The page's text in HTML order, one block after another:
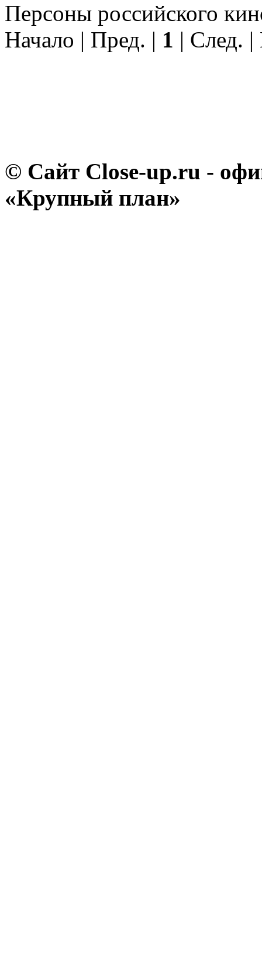
Персоны российского
Начало | Пред. | 1 | След.
© Сайт Close-up.ru -
«Крупный план»